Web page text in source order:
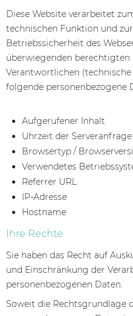
Diese Website verarbeitet
technischen Funktion und
Betriebssicherheit des
überwiegenden berechtigten
Verantwortlichen
folgende personenbezogene
Aufgerufener Inhalt
Uhrzeit der Serveranfrage
Browsertyp /
Verwendetes
Referrer URL
IP-Adresse
Hostname
Ihre Rechte
Sie haben das Recht auf
und Einschränkung der
personenbezogenen Daten.
Soweit die Rechtsgrundlage